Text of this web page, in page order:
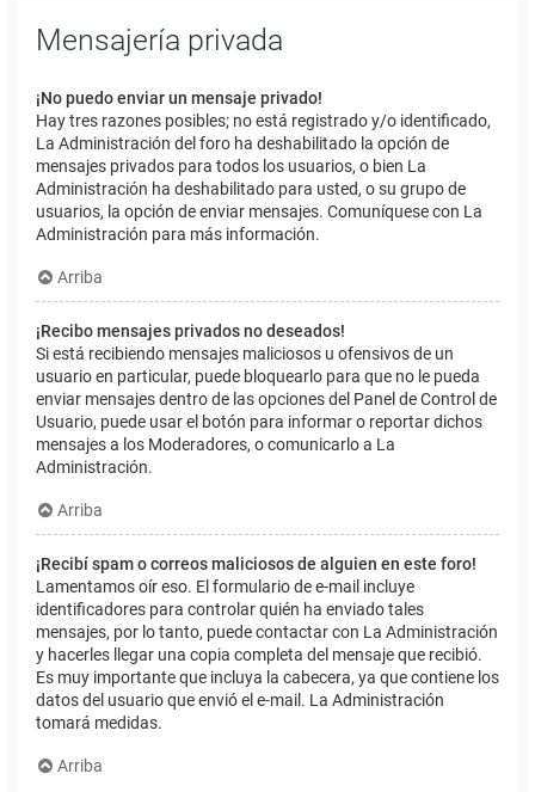
Mensajería privada
¡No puedo enviar un mensaje privado!
Hay tres razones posibles; no está registrado y/o identificado,
La Administración del foro ha deshabilitado la opción de
mensajes privados para todos los usuarios, o bien La
Administración ha deshabilitado para usted, o su grupo de
usuarios, la opción de enviar mensajes. Comuníquese con La
Administración para más información.
Arriba
¡Recibo mensajes privados no deseados!
Si está recibiendo mensajes maliciosos u ofensivos de un
usuario en particular, puede bloquearlo para que no le pueda
enviar mensajes dentro de las opciones del Panel de Control de
Usuario, puede usar el botón para informar o reportar dichos
mensajes a los Moderadores, o comunicarlo a La
Administración.
Arriba
¡Recibí spam o correos maliciosos de alguien en este foro!
Lamentamos oír eso. El formulario de e-mail incluye
identificadores para controlar quién ha enviado tales
mensajes, por lo tanto, puede contactar con La Administración
y hacerles llegar una copia completa del mensaje que recibió.
Es muy importante que incluya la cabecera, ya que contiene los
datos del usuario que envió el e-mail. La Administración
tomará medidas.
Arriba